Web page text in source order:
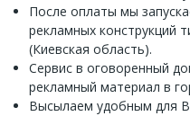
После оплаты мы
рекламных конструкций
(Киевская область).
Сервис в оговоренный
рекламный материал в
Высылаем удобным для